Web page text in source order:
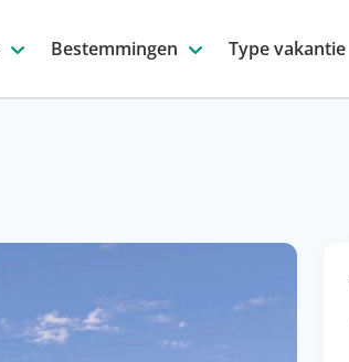
Bestemmingen Type vakantie